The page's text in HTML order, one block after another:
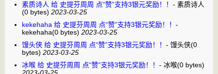
素质诗人 给 史提芬周周 点“赞”支持3银元奖励！！ - 素质诗人
(0 bytes) 2023-03-25
kekehaha 给 史提芬周周 点“赞”支持3银元奖励！！ -
kekehaha(0 bytes) 2023-03-25
馒头侠 给 史提芬周周 点“赞”支持3银元奖励！！ - 馒头侠(0
bytes) 2023-03-25
冰喉 给 史提芬周周 点“赞”支持3银元奖励！！ - 冰喉(0 bytes)